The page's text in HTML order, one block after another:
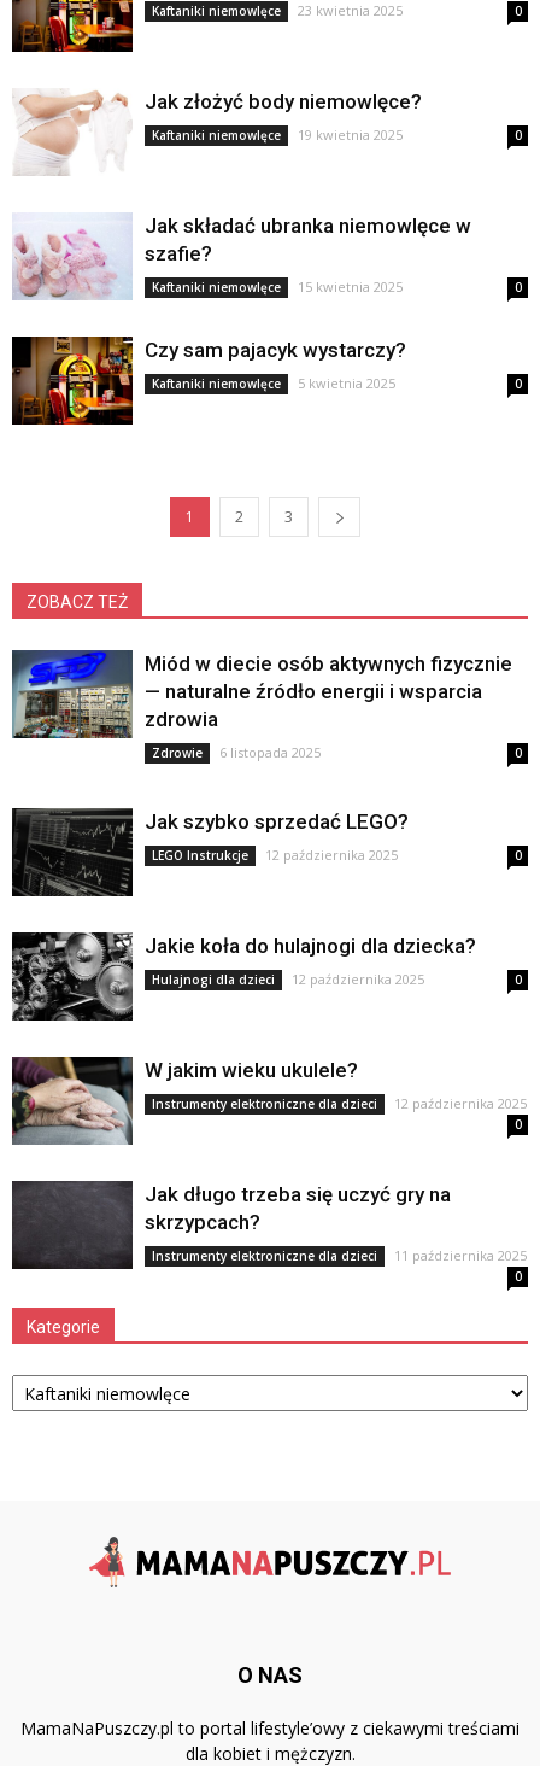
Kaftaniki niemowlęce 23 kwietnia 2025 0
Jak złożyć body niemowlęce?
Kaftaniki niemowlęce 19 kwietnia 2025 0
Jak składać ubranka niemowlęce w
szafie?
Kaftaniki niemowlęce 15 kwietnia 2025 0
Czy sam pajacyk wystarczy?
Kaftaniki niemowlęce 5 kwietnia 2025 0
1 2 3
ZOBACZ TEŻ
Miód w diecie osób aktywnych fizycznie
— naturalne źródło energii i wsparcia
zdrowia
Zdrowie 6 listopada 2025 0
Jak szybko sprzedać LEGO?
LEGO Instrukcje 12 października 2025 0
Jakie koła do hulajnogi dla dziecka?
Hulajnogi dla dzieci 12 października 2025 0
W jakim wieku ukulele?
Instrumenty elektroniczne dla dzieci 12 października 2025
0
Jak długo trzeba się uczyć gry na
skrzypcach?
Instrumenty elektroniczne dla dzieci 11 października 2025
0
Kategorie
Kategorie
O NAS
MamaNaPuszczy.pl to portal lifestyle’owy z ciekawymi treściami
dla kobiet i mężczyzn.